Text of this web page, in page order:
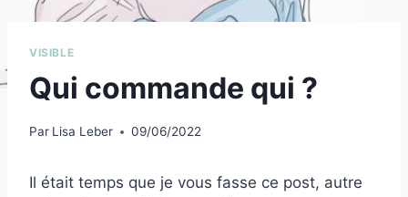
VISIBLE
Qui commande qui ?
Par Lisa Leber 09/06/2022
Il était temps que je vous fasse ce post, autre